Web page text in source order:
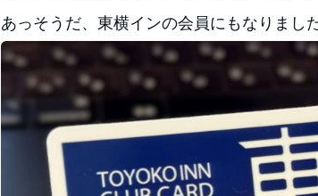
あっそうだ、東横インの会員にもなりました